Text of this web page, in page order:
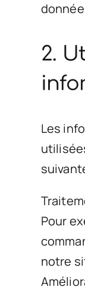
2.
Les
Pour
notre